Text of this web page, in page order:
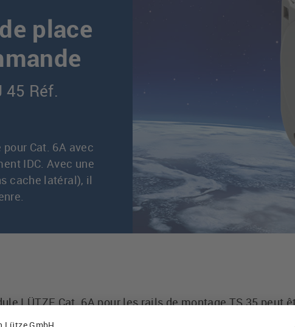
place
Réf.
Cat. 6A avec
IDC. Avec une
cache latéral), il
LÜTZE Cat. 6A pour les rails de montage TS 35 peut
commande. Grâce à sa très faible largeur de montage